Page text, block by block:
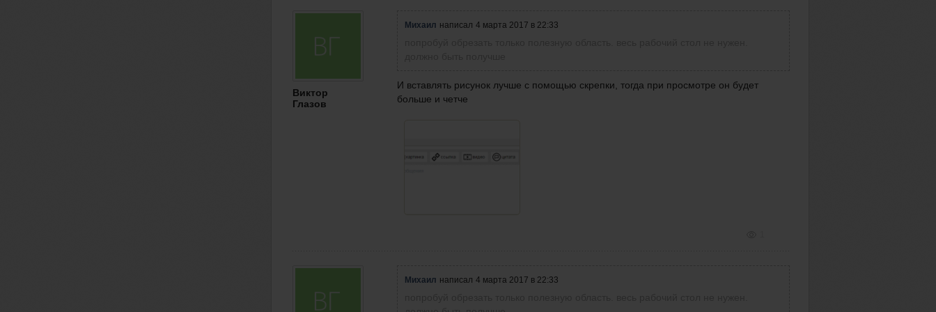
Виктор
Глазов
Михаил написал 4 марта 2017 в 22:33
И вставлять рисунок лучше с помощью скрепки, тогда при просмотре он будет
больше и четче
Михаил написал 4 марта 2017 в 22:33